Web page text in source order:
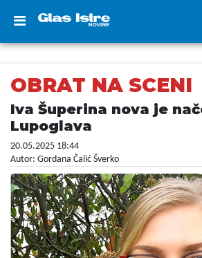
OBRAT NA SCENI
Iva Šuperina nova je
Lupoglava
20.05.2025 18:44
Autor: Gordana Čalić Šverko